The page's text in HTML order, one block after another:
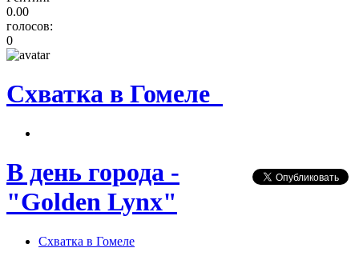
0.00
голосов:
0
Схватка в Гомеле
В день города -
"Golden Lynx"
Схватка в Гомеле